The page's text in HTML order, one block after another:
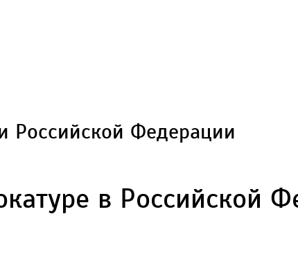
Российской Федерации
в Российской